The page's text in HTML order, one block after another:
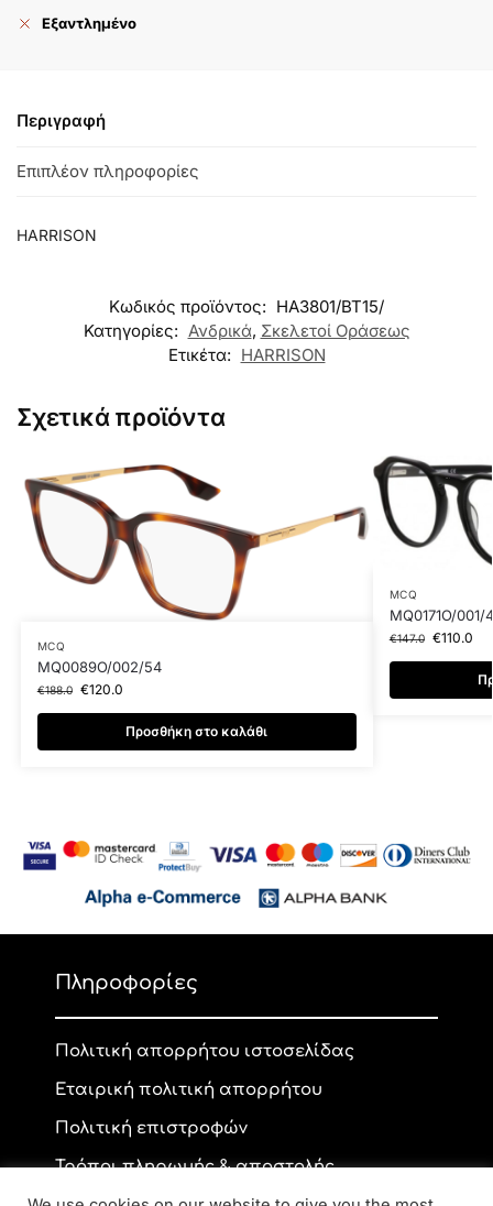
Εξαντλημένο
Περιγραφή
Επιπλέον πληροφορίες
HARRISON
Κωδικός προϊόντος: HA3801/BT15/
Κατηγορίες: Ανδρικά, Σκελετοί Οράσεως
Ετικέτα: HARRISON
Σχετικά προϊόντα
MCQ
MQ0089O/002/54
€188.0 €120.0
Προσθήκη στο καλάθι
MCQ
MQ0171O/001/
€147.0 €110.0
Πληροφορίες
Πολιτική απορρήτου ιστοσελίδας
Εταιρική πολιτική απορρήτου
Πολιτική επιστροφών
Τρόποι πληρωμής & αποστολής